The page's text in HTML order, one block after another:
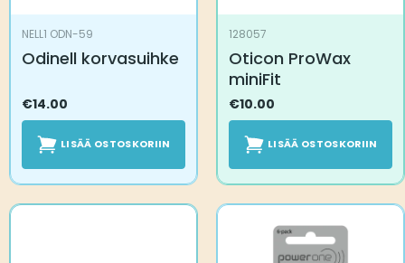
NELL1 ODN-59
Odinell korvasuihke
€14.00
LISÄÄ OSTOSKORIIN
128057
Oticon ProWax
miniFit
€10.00
LISÄÄ OSTOSKORIIN